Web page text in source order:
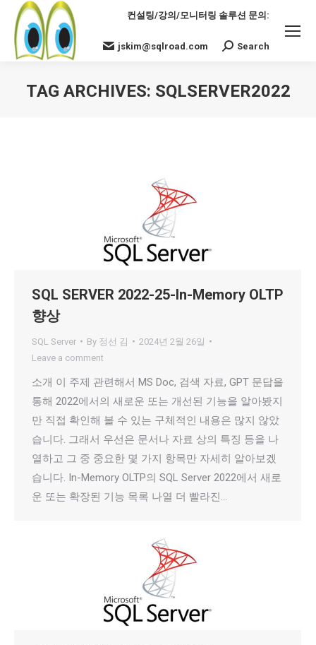
컨설팅/강의/모니터링 솔루션 문의:
jskim@sqlroad.com Search:
Search
TAG ARCHIVES: SQLSERVER2022
SQL SERVER 2022-25-In-Memory OLTP
향상
SQL Server By 정선 김
2024년 2월 26일
Leave a comment
소개 이 주제 관련해서 MS Doc, 검색 자료, GPT 문답을
통해 2022에서의 새로운 또는 개선된 기능을 알아봤지
만 직접 확인해 볼 수 있는 구체적인 내용은 많지 않았
습니다. 그래서 우선은 문서나 자료 상의 특징 등을 나
열하고 그 중 중요한 몇 가지 항목만 자세히 알아보겠
습니다. In-Memory OLTP의 SQL Server 2022에서 새로
운 또는 확장된 기능 목록 나열 더 빨라진…